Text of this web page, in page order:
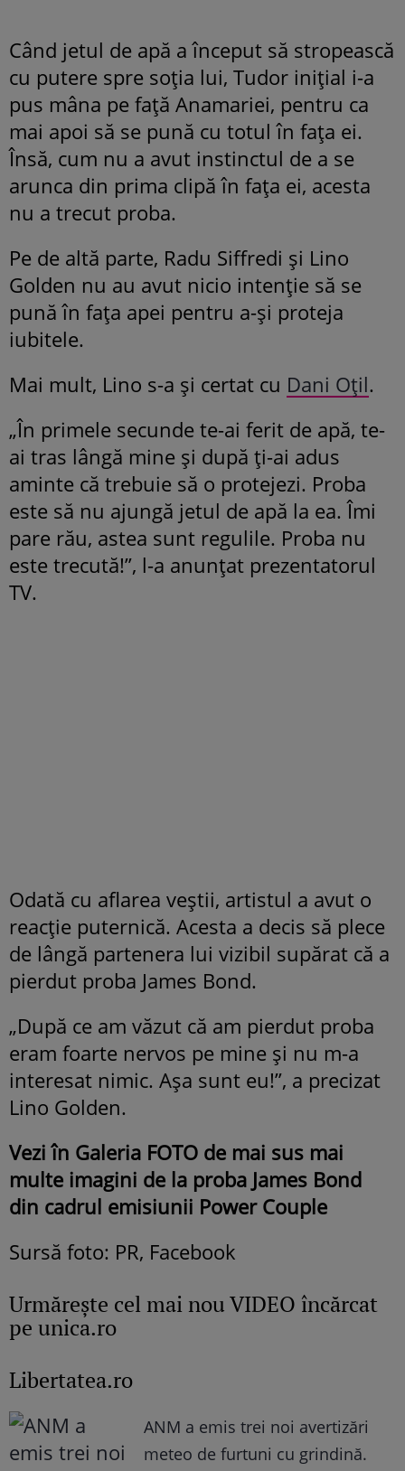
Când jetul de apă a început să stropească
cu putere spre soția lui, Tudor inițial i-a
pus mâna pe față Anamariei, pentru ca
mai apoi să se pună cu totul în fața ei.
Însă, cum nu a avut instinctul de a se
arunca din prima clipă în fața ei, acesta
nu a trecut proba.
Pe de altă parte, Radu Siffredi și Lino
Golden nu au avut nicio intenție să se
pună în fața apei pentru a-și proteja
iubitele.
Mai mult, Lino s-a și certat cu Dani Oțil.
„În primele secunde te-ai ferit de apă, te-
ai tras lângă mine și după ți-ai adus
aminte că trebuie să o protejezi. Proba
este să nu ajungă jetul de apă la ea. Îmi
pare rău, astea sunt regulile. Proba nu
este trecută!”, l-a anunțat prezentatorul
TV.
Odată cu aflarea veștii, artistul a avut o
reacție puternică. Acesta a decis să plece
de lângă partenera lui vizibil supărat că a
pierdut proba James Bond.
„După ce am văzut că am pierdut proba
eram foarte nervos pe mine și nu m-a
interesat nimic. Așa sunt eu!”, a precizat
Lino Golden.
Vezi în Galeria FOTO de mai sus mai
multe imagini de la proba James Bond
din cadrul emisiunii Power Couple
Sursă foto: PR, Facebook
Urmăreşte cel mai nou VIDEO încărcat
pe unica.ro
Libertatea.ro
ANM a emis trei noi avertizări
meteo de furtuni cu grindină.